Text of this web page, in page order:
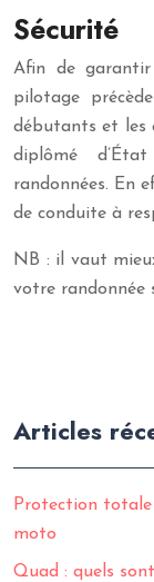
Sécurité
Afin de garantir
pilotage
débutants et les
diplômé
randonnées. En
de conduite à
NB : il vaut
votre randonnée
Articles
Protection totale
moto
Quad : quels